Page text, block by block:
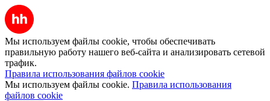
Мы используем файлы cookie, чтобы обеспечивать
правильную работу нашего веб-сайта и анализировать сетевой
трафик.
Правила использования файлов cookie
Мы используем файлы cookie. Правила использования
файлов cookie